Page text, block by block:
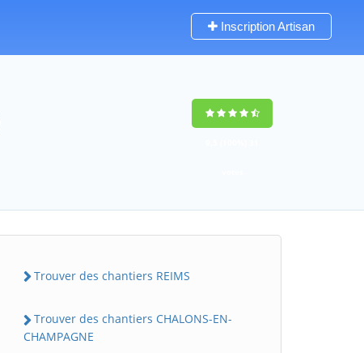
Inscription Artisan
Trouver des chantiers REIMS
Trouver des chantiers CHALONS-EN-
CHAMPAGNE